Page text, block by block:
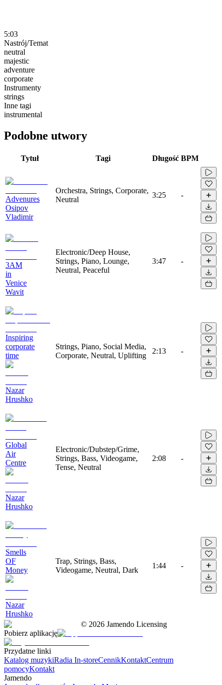
5:03
Nastrój/Temat
neutral
majestic
adventure
corporate
Instrumenty
strings
Inne tagi
instrumental
Podobne utwory
Tytuł Tagi Długość BPM
Advenures
Osipov
Vladimir
Orchestra, Strings, Corporate,
Neutral
3:25 -
3AM
in
Venice
Wavit
Electronic/Deep House,
Strings, Piano, Lounge,
Neutral, Peaceful
3:47 -
Inspiring
corporate
time
Nazar
Hrushko
Strings, Piano, Social Media,
Corporate, Neutral, Uplifting
2:13 -
Global
Air
Centre
Nazar
Hrushko
Electronic/Dubstep/Grime,
Strings, Bass, Videogame,
Tense, Neutral
2:08 -
Smells
OF
Money
Nazar
Hrushko
Trap, Strings, Bass,
Videogame, Neutral, Dark
1:44 -
© 2026 Jamendo Licensing
Pobierz aplikację
Przydatne linki
Katalog muzykiRadia In-storeCennikKontaktCentrum
pomocyKontakt
Jamendo